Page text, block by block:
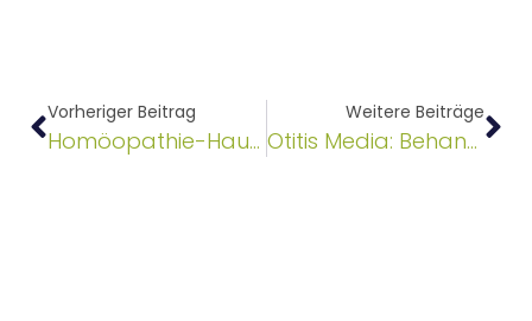
Vorheriger Beitrag
Homöopathie-Hausapotheke für Herbst und Winter
Weitere Beiträge
Otitis Media: Behandlung ohne Antibiotika kann eine Option sein